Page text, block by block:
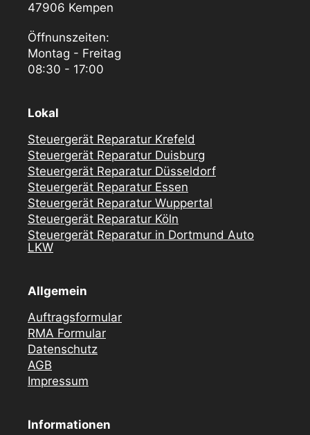
47906 Kempen
Öffnunszeiten:
Montag - Freitag
08:30 - 17:00
Lokal
Steuergerät Reparatur Krefeld
Steuergerät Reparatur Duisburg
Steuergerät Reparatur Düsseldorf
Steuergerät Reparatur Essen
Steuergerät Reparatur Wuppertal
Steuergerät Reparatur Köln
Steuergerät Reparatur in Dortmund Auto
LKW
Allgemein
Auftragsformular
RMA Formular
Datenschutz
AGB
Impressum
Informationen